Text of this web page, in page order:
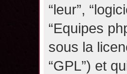
“leur”,
“Equipes
sous la
“GPL”) et